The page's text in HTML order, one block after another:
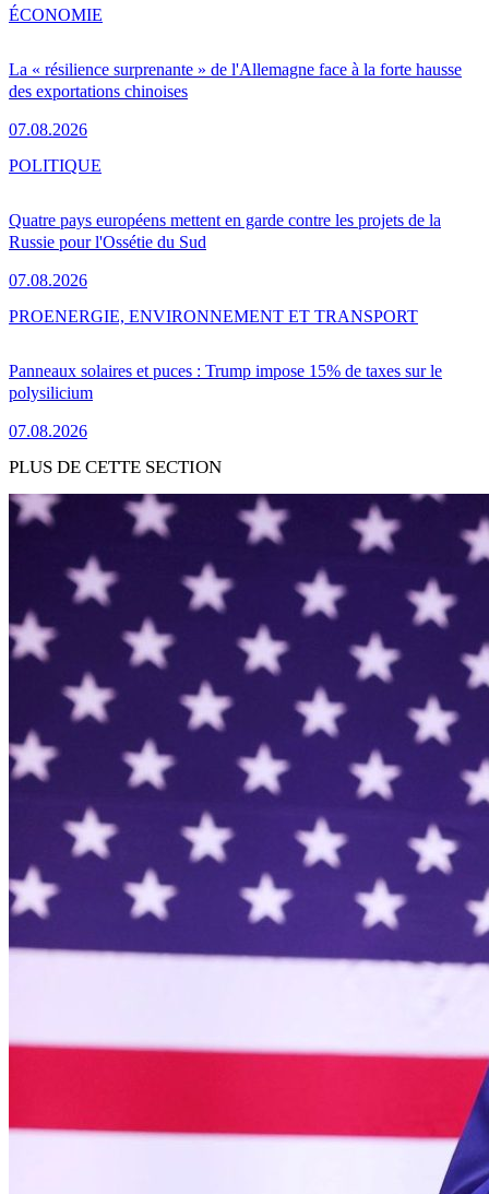
La « résilience surprenante » de l'Allemagne face à la forte hausse
des exportations chinoises
07.08.2026
ÉCONOMIE
Quatre pays européens mettent en garde contre les projets de la
Russie pour l'Ossétie du Sud
07.08.2026
POLITIQUE
Panneaux solaires et puces : Trump impose 15% de taxes sur le
polysilicium
07.08.2026
PROENERGIE, ENVIRONNEMENT ET TRANSPORT
PLUS DE CETTE SECTION